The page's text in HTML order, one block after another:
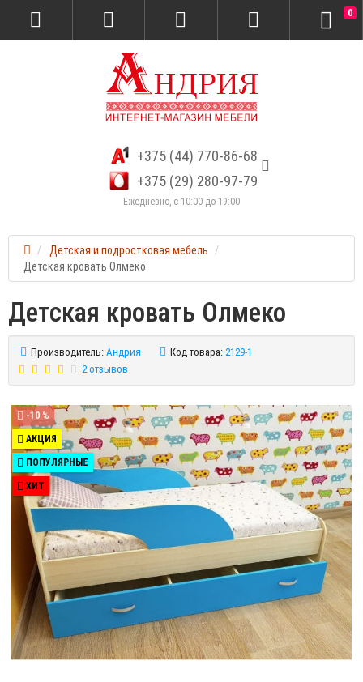
+375 (44) 770-86-68
+375 (29) 280-97-79
Ежедневно, с 10:00 до 19:00
0
Детская и подростковая мебель
Детская кровать Олмеко
Детская кровать Олмеко
Производитель: Андрия Код товара: 2129-1
2 отзывов
-10 %
АКЦИЯ
ПОПУЛЯРНЫЕ
ХИТ